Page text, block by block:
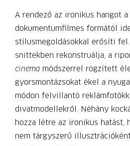
A rendező az ironikus hangot a
dokumentumfilmes formától
stílusmegoldásokkal erősíti
snittekben rekonstruálja, a
cinema módszerrel rögzített
gyorsmontázsokat ékel a
módon felvillantó
divatmodellekről. Néhány
hozza létre az ironikus hatást,
nem tárgyszerű